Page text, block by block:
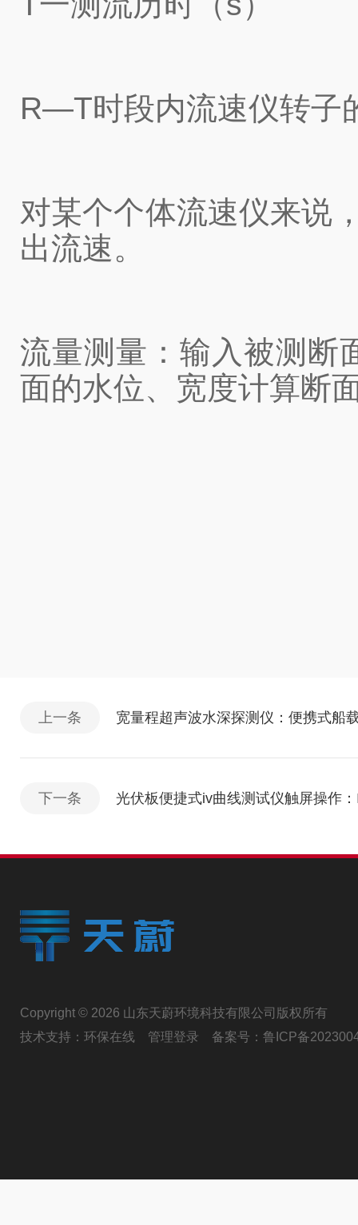
R—T时段内流速仪转子
对某个个体流速仪来说
出流速。
流量测量：输入被测断
面的水位、宽度计算断
上一条 宽量程超声波水深探测仪：便携式船
下一条 光伏板便捷式iv曲线测试仪触屏操作
Copyright © 2026 山东天蔚环境科技有限公司版权所有
技术支持： 环保在线 管理登录 备案号： 鲁ICP备